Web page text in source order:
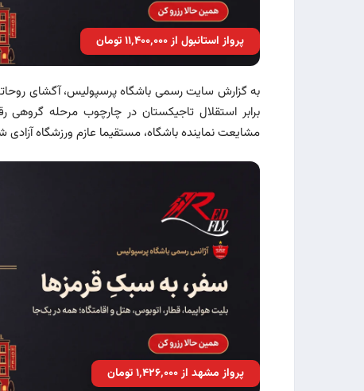
پرواز استانبول از ۱۱٬۴۰۰٬۰۰۰ تومان
به گزارش سایت رسمی باشگاه پرسپولیس، آگشای
برابر استقلال تاجیکستان در چارچوب مرحله گروهی
مشایعت نماینده باشگاه، مستقیما عازم ورزشگاه آزادی
پرواز مشهد از ۱٬۴۲۶٬۰۰۰ تومان